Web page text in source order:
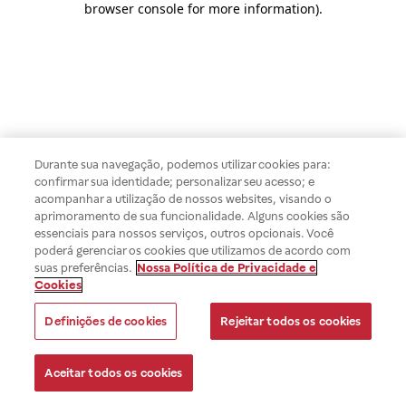
browser console for more information).
Durante sua navegação, podemos utilizar cookies para:
confirmar sua identidade; personalizar seu acesso; e
acompanhar a utilização de nossos websites, visando o
aprimoramento de sua funcionalidade. Alguns cookies são
essenciais para nossos serviços, outros opcionais. Você
poderá gerenciar os cookies que utilizamos de acordo com
suas preferências. Nossa Política de Privacidade e
Cookies
Definições de cookies Rejeitar todos os cookies
Aceitar todos os cookies